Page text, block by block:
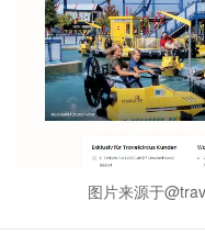
图片来源于